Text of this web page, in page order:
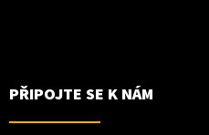
PŘIPOJTE SE K NÁM